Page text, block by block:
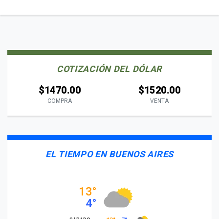
COTIZACIÓN DEL DÓLAR
$1470.00
COMPRA
$1520.00
VENTA
EL TIEMPO EN BUENOS AIRES